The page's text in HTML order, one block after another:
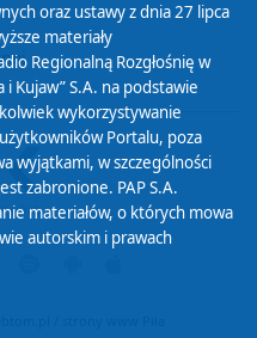
oraz ustawy z dnia 27 lipca
materiały
Regionalną Rozgłośnię w
i Kujaw” S.A. na podstawie
wykorzystywanie
Portalu, poza
wyjątkami, w szczególności
zabronione. PAP S.A.
materiałów, o których mowa
autorskim i prawach